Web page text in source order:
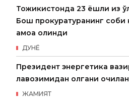
Тожикистонда 23 ёшли қиз
Бош прокуратуранинг собиқ
қамоққа олинди
ДУНË
Президент энергетика
лавозимидан олгани
ЖАМИЯТ